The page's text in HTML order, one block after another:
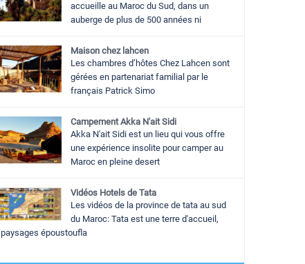
accueille au Maroc du Sud, dans un
auberge de plus de 500 années ni
Maison chez lahcen
Les chambres d’hôtes Chez Lahcen sont
gérées en partenariat familial par le
français Patrick Simo
Campement Akka N'ait Sidi
Akka N'ait Sidi est un lieu qui vous offre
une expérience insolite pour camper au
Maroc en pleine desert
Vidéos Hotels de Tata
Les vidéos de la province de tata au sud
du Maroc: Tata est une terre d'accueil,
paysages époustoufla